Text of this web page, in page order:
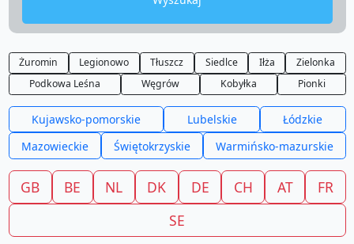
Żuromin Legionowo Tłuszcz Siedlce Iłża
Zielonka
Podkowa Leśna
Węgrów Kobyłka Pionki
Kujawsko-pomorskie Lubelskie
Łódzkie
Mazowieckie
Świętokrzyskie Warmińsko-mazurskie
GB BE NL DK DE CH AT
FR
SE